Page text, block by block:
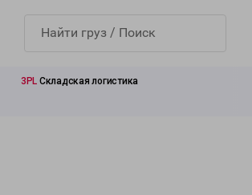
3PL Складская логистика